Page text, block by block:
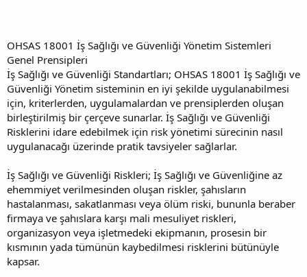
OHSAS 18001 İş Sağlığı ve Güvenliği Yönetim Sistemleri
Genel Prensipleri
İş Sağlığı ve Güvenliği Standartları; OHSAS 18001 İş Sağlığı ve
Güvenliği Yönetim sisteminin en iyi şekilde uygulanabilmesi
için, kriterlerden, uygulamalardan ve prensiplerden oluşan
birleştirilmiş bir çerçeve sunarlar. İş Sağlığı ve Güvenliği
Risklerini idare edebilmek için risk yönetimi sürecinin nasıl
uygulanacağı üzerinde pratik tavsiyeler sağlarlar.
İş Sağlığı ve Güvenliği Riskleri; İş Sağlığı ve Güvenliğine az
ehemmiyet verilmesinden oluşan riskler, şahısların
hastalanması, sakatlanması veya ölüm riski, bununla beraber
firmaya ve şahıslara karşı mali mesuliyet riskleri,
organizasyon veya işletmedeki ekipmanın, prosesin bir
kısmının yada tümünün kaybedilmesi risklerini bütünüyle
kapsar.